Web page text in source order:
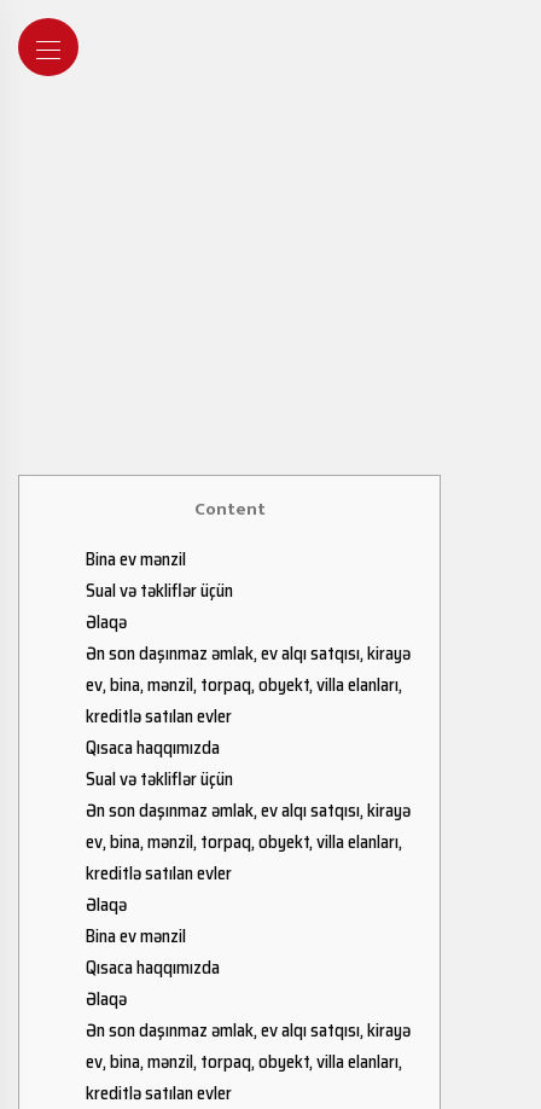
Content
Bina ev mənzil
Sual və təkliflər üçün
Əlaqə
Ən son daşınmaz əmlak, ev alqı satqısı, kirayə
ev, bina, mənzil, torpaq, obyekt, villa elanları,
kreditlə satılan evler
Qısaca haqqımızda
Sual və təkliflər üçün
Ən son daşınmaz əmlak, ev alqı satqısı, kirayə
ev, bina, mənzil, torpaq, obyekt, villa elanları,
kreditlə satılan evler
Əlaqə
Bina ev mənzil
Qısaca haqqımızda
Əlaqə
Ən son daşınmaz əmlak, ev alqı satqısı, kirayə
ev, bina, mənzil, torpaq, obyekt, villa elanları,
kreditlə satılan evler